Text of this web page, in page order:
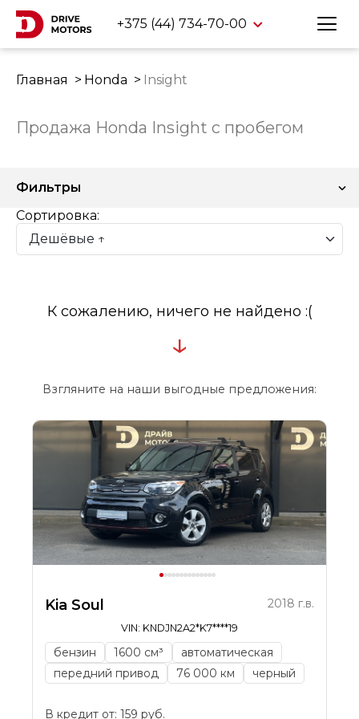
+375 (44) 734-70-00
Главная Honda Insight
Продажа Honda Insight с пробегом
Фильтры
Сортировка:
К сожалению, ничего не найдено :(
↓
Взгляните на наши выгодные предложения:
Kia Soul 2018 г.в.
VIN: KNDJN2A2*K7****19
бензин 1600 см³
автоматическая
передний привод
76 000 км черный
В кредит от: 159 руб.